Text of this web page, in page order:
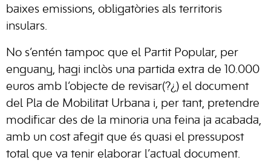
baixes emissions, obligatòries als territoris
insulars.
No s’entén tampoc que el Partit Popular, per
enguany, hagi inclòs una partida extra de 10.000
euros amb l’objecte de revisar(?¿) el document
del Pla de Mobilitat Urbana i, per tant, pretendre
modificar des de la minoria una feina ja acabada,
amb un cost afegit que és quasi el pressupost
total que va tenir elaborar l’actual document.